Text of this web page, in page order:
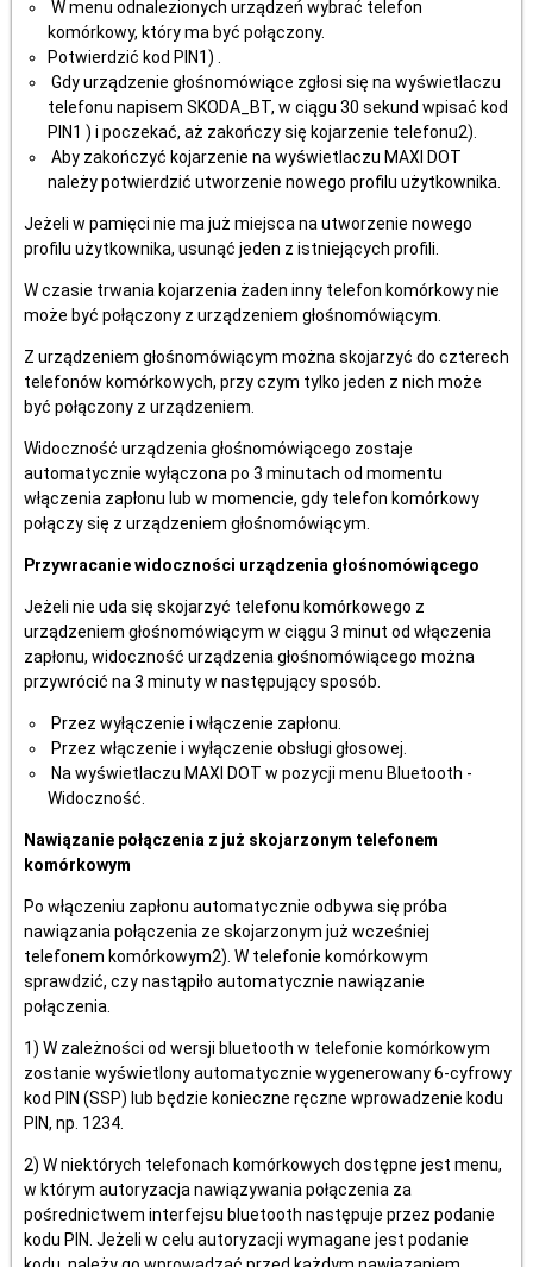
W menu odnalezionych urządzeń wybrać telefon
komórkowy, który ma być połączony.
Potwierdzić kod PIN1) .
Gdy urządzenie głośnomówiące zgłosi się na wyświetlaczu
telefonu napisem SKODA_BT, w ciągu 30 sekund wpisać kod
PIN1 ) i poczekać, aż zakończy się kojarzenie telefonu2).
Aby zakończyć kojarzenie na wyświetlaczu MAXI DOT
należy potwierdzić utworzenie nowego profilu użytkownika.
Jeżeli w pamięci nie ma już miejsca na utworzenie nowego
profilu użytkownika, usunąć jeden z istniejących profili.
W czasie trwania kojarzenia żaden inny telefon komórkowy nie
może być połączony z urządzeniem głośnomówiącym.
Z urządzeniem głośnomówiącym można skojarzyć do czterech
telefonów komórkowych, przy czym tylko jeden z nich może
być połączony z urządzeniem.
Widoczność urządzenia głośnomówiącego zostaje
automatycznie wyłączona po 3 minutach od momentu
włączenia zapłonu lub w momencie, gdy telefon komórkowy
połączy się z urządzeniem głośnomówiącym.
Przywracanie widoczności urządzenia głośnomówiącego
Jeżeli nie uda się skojarzyć telefonu komórkowego z
urządzeniem głośnomówiącym w ciągu 3 minut od włączenia
zapłonu, widoczność urządzenia głośnomówiącego można
przywrócić na 3 minuty w następujący sposób.
Przez wyłączenie i włączenie zapłonu.
Przez włączenie i wyłączenie obsługi głosowej.
Na wyświetlaczu MAXI DOT w pozycji menu Bluetooth -
Widoczność.
Nawiązanie połączenia z już skojarzonym telefonem
komórkowym
Po włączeniu zapłonu automatycznie odbywa się próba
nawiązania połączenia ze skojarzonym już wcześniej
telefonem komórkowym2). W telefonie komórkowym
sprawdzić, czy nastąpiło automatycznie nawiązanie
połączenia.
1) W zależności od wersji bluetooth w telefonie komórkowym
zostanie wyświetlony automatycznie wygenerowany 6-cyfrowy
kod PIN (SSP) lub będzie konieczne ręczne wprowadzenie kodu
PIN, np. 1234.
2) W niektórych telefonach komórkowych dostępne jest menu,
w którym autoryzacja nawiązywania połączenia za
pośrednictwem interfejsu bluetooth następuje przez podanie
kodu PIN. Jeżeli w celu autoryzacji wymagane jest podanie